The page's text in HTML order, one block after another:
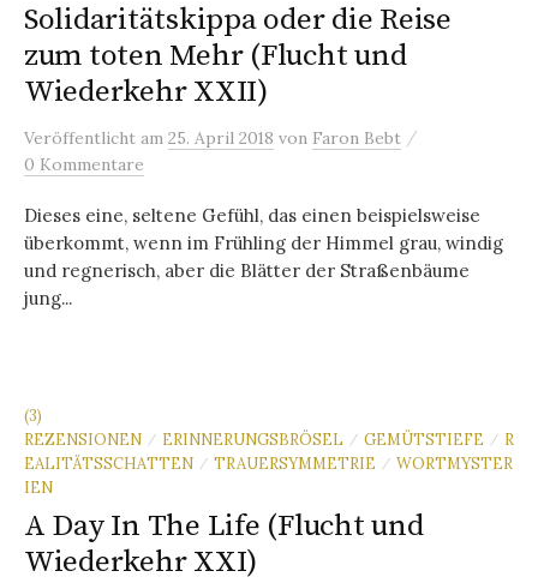
Solidaritätskippa oder die Reise
zum toten Mehr (Flucht und
Wiederkehr XXII)
Veröffentlicht am 25. April 2018 von Faron Bebt /
0 Kommentare
Dieses eine, seltene Gefühl, das einen beispielsweise
überkommt, wenn im Frühling der Himmel grau, windig
und regnerisch, aber die Blätter der Straßenbäume
jung...
(3)
REZENSIONEN / ERINNERUNGSBRÖSEL / GEMÜTSTIEFE / R
EALITÄTSSCHATTEN / TRAUERSYMMETRIE / WORTMYSTER
IEN
A Day In The Life (Flucht und
Wiederkehr XXI)